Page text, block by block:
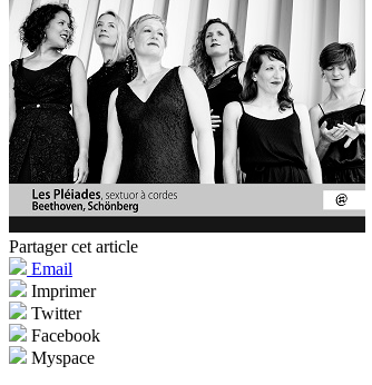
Partager cet article
Email
Imprimer
Twitter
Facebook
Myspace